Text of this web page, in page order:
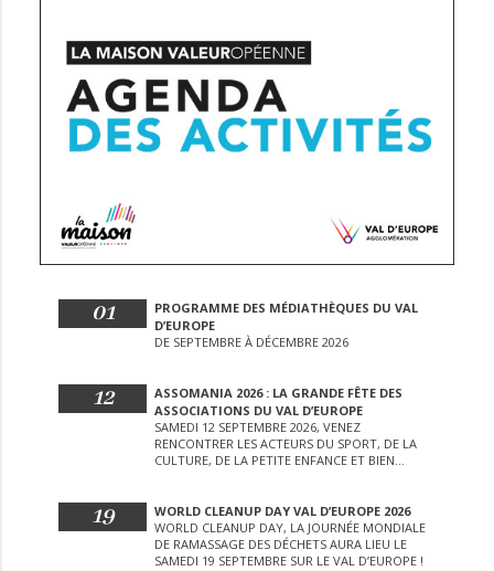
01
PROGRAMME DES MÉDIATHÈQUES DU VAL
D’EUROPE
DE SEPTEMBRE À DÉCEMBRE 2026
12
ASSOMANIA 2026 : LA GRANDE FÊTE DES
ASSOCIATIONS DU VAL D’EUROPE
SAMEDI 12 SEPTEMBRE 2026, VENEZ
RENCONTRER LES ACTEURS DU SPORT, DE LA
CULTURE, DE LA PETITE ENFANCE ET BIEN
19
WORLD CLEANUP DAY VAL D’EUROPE 2026
WORLD CLEANUP DAY, LA JOURNÉE MONDIALE
DE RAMASSAGE DES DÉCHETS AURA LIEU LE
SAMEDI 19 SEPTEMBRE SUR LE VAL D’EUROPE !